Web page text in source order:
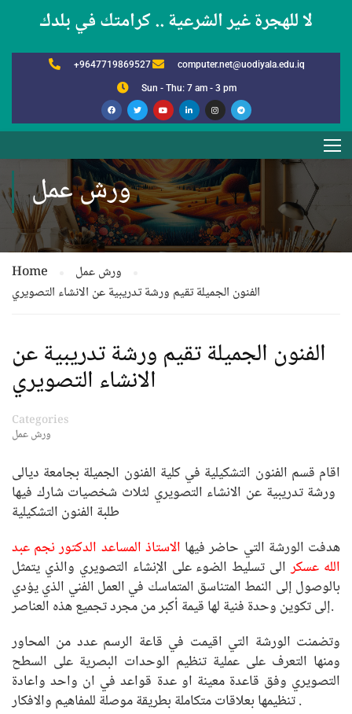
لا للهجرة غير الشرعية .. كرامتك في بلدك
+9647719869527 computer.net@uodiyala.edu.iq
Sun - Thu: 7 am - 3 pm
ورش عمل
Home
ورش عمل
الفنون الجميلة تقيم ورشة تدريبية عن الانشاء التصويري
الفنون الجميلة تقيم ورشة تدريبية عن
الانشاء التصويري
Categories
ورش عمل
اقام قسم الفنون التشكيلية في كلية الفنون الجميلة بجامعة ديالى
ورشة تدريبية عن الانشاء التصويري لثلاث شخصيات شارك فيها
طلبة الفنون التشكيلية
هدفت الورشة التي حاضر فيها الاستاذ المساعد الدكتور نجم عبد
الله عسكر الى تسليط الضوء على الإنشاء التصويري والذي يتمثل
بالوصول إلى النمط المتناسق المتماسك في العمل الفني الذي يؤدي
إلى تكوين وحدة فنية لها قيمة أكبر من مجرد تجميع هذه العناصر.
وتضمنت الورشة التي اقيمت في قاعة الرسم عدد من المحاور
ومنها التعرف على عملية تنظيم الوحدات البصرية على السطح
التصويري وفق قاعدة معينة او عدة قواعد في ان واحد واعادة
تنظيمها بعلاقات متكاملة بطريقة موصلة للمفاهيم والافكار .